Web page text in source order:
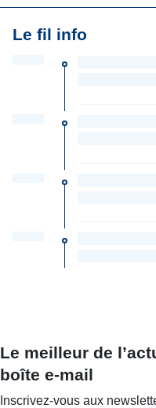
Le fil info
Le meilleur de
boîte e-mail
Inscrivez-vous aux